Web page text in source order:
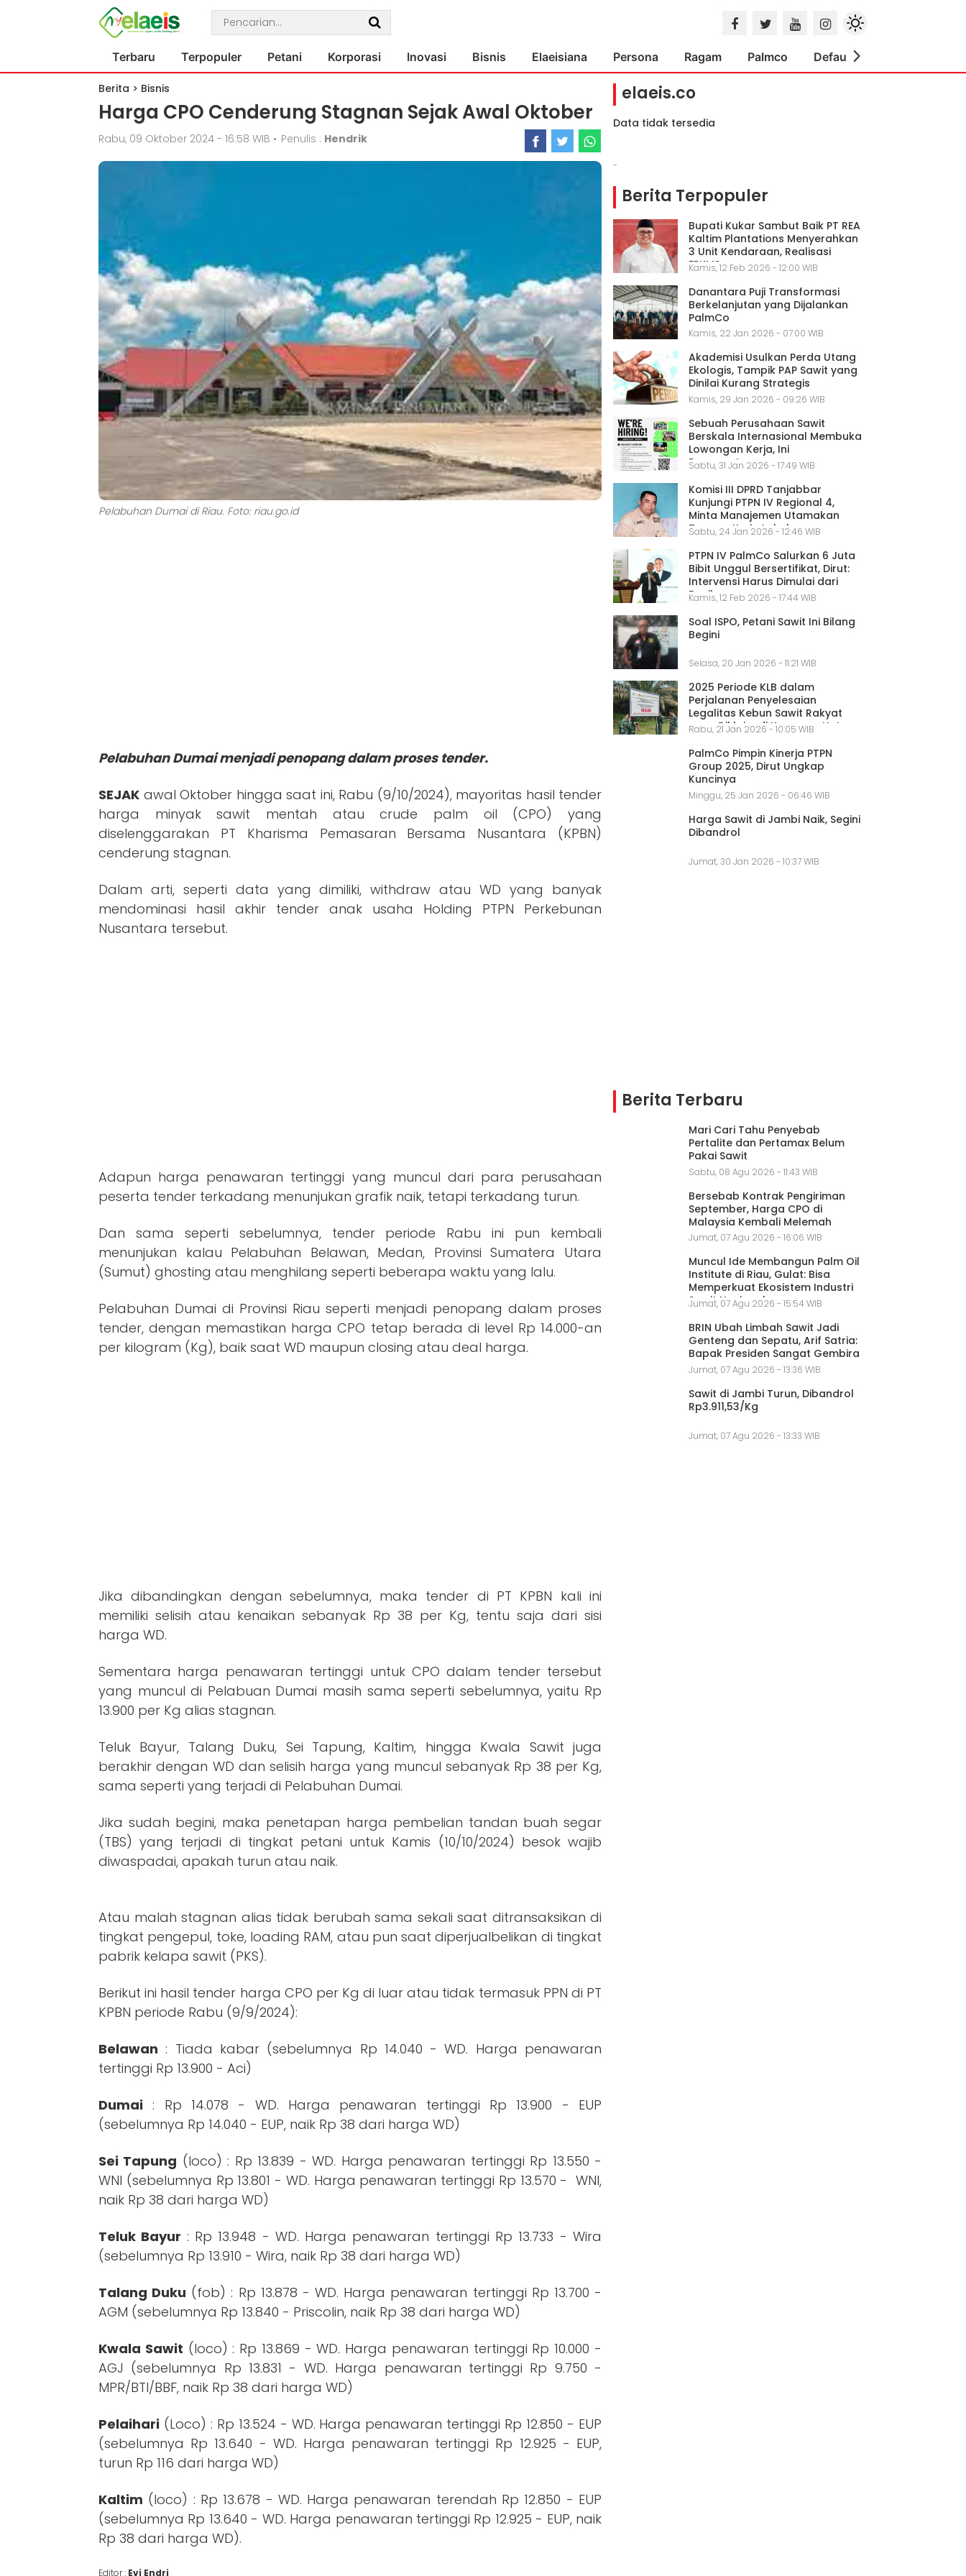
Terbaru Terpopuler Petani Korporasi Inovasi Bisnis Elaeisiana Persona Ragam Palmco Default
Berita > Bisnis
Harga CPO Cenderung Stagnan Sejak Awal Oktober
Rabu, 09 Oktober 2024 - 16:58 WIB • Penulis : Hendrik
Pelabuhan Dumai di Riau. Foto: riau.go.id
Pelabuhan Dumai menjadi penopang dalam proses tender.
SEJAK awal Oktober hingga saat ini, Rabu (9/10/2024), mayoritas hasil tender
harga minyak sawit mentah atau crude palm oil (CPO) yang
diselenggarakan PT Kharisma Pemasaran Bersama Nusantara (KPBN)
cenderung stagnan.
Dalam arti, seperti data yang dimiliki, withdraw atau WD yang banyak
mendominasi hasil akhir tender anak usaha Holding PTPN Perkebunan
Nusantara tersebut.
Adapun harga penawaran tertinggi yang muncul dari para perusahaan
peserta tender terkadang menunjukan grafik naik, tetapi terkadang turun.
Dan sama seperti sebelumnya, tender periode Rabu ini pun kembali
menunjukan kalau Pelabuhan Belawan, Medan, Provinsi Sumatera Utara
(Sumut) ghosting atau menghilang seperti beberapa waktu yang lalu.
Pelabuhan Dumai di Provinsi Riau seperti menjadi penopang dalam proses
tender, dengan memastikan harga CPO tetap berada di level Rp 14.000-an
per kilogram (Kg), baik saat WD maupun closing atau deal harga.
Jika dibandingkan dengan sebelumnya, maka tender di PT KPBN kali ini
memiliki selisih atau kenaikan sebanyak Rp 38 per Kg, tentu saja dari sisi
harga WD.
Sementara harga penawaran tertinggi untuk CPO dalam tender tersebut
yang muncul di Pelabuan Dumai masih sama seperti sebelumnya, yaitu Rp
13.900 per Kg alias stagnan.
Teluk Bayur, Talang Duku, Sei Tapung, Kaltim, hingga Kwala Sawit juga
berakhir dengan WD dan selisih harga yang muncul sebanyak Rp 38 per Kg,
sama seperti yang terjadi di Pelabuhan Dumai.
Jika sudah begini, maka penetapan harga pembelian tandan buah segar
(TBS) yang terjadi di tingkat petani untuk Kamis (10/10/2024) besok wajib
diwaspadai, apakah turun atau naik.
Atau malah stagnan alias tidak berubah sama sekali saat ditransaksikan di
tingkat pengepul, toke, loading RAM, atau pun saat diperjualbelikan di tingkat
pabrik kelapa sawit (PKS).
Berikut ini hasil tender harga CPO per Kg di luar atau tidak termasuk PPN di PT
KPBN periode Rabu (9/9/2024):
Belawan : Tiada kabar (sebelumnya Rp 14.040 - WD. Harga penawaran
tertinggi Rp 13.900 - Aci)
Dumai : Rp 14.078 - WD. Harga penawaran tertinggi Rp 13.900 - EUP
(sebelumnya Rp 14.040 - EUP, naik Rp 38 dari harga WD)
Sei Tapung (loco) : Rp 13.839 - WD. Harga penawaran tertinggi Rp 13.550 -
WNI (sebelumnya Rp 13.801 - WD. Harga penawaran tertinggi Rp 13.570 - WNI,
naik Rp 38 dari harga WD)
Teluk Bayur : Rp 13.948 - WD. Harga penawaran tertinggi Rp 13.733 - Wira
(sebelumnya Rp 13.910 - Wira, naik Rp 38 dari harga WD)
Talang Duku (fob) : Rp 13.878 - WD. Harga penawaran tertinggi Rp 13.700 -
AGM (sebelumnya Rp 13.840 - Priscolin, naik Rp 38 dari harga WD)
Kwala Sawit (loco) : Rp 13.869 - WD. Harga penawaran tertinggi Rp 10.000 -
AGJ (sebelumnya Rp 13.831 - WD. Harga penawaran tertinggi Rp 9.750 -
MPR/BTI/BBF, naik Rp 38 dari harga WD)
Pelaihari (Loco) : Rp 13.524 - WD. Harga penawaran tertinggi Rp 12.850 - EUP
(sebelumnya Rp 13.640 - WD. Harga penawaran tertinggi Rp 12.925 - EUP,
turun Rp 116 dari harga WD)
Kaltim (loco) : Rp 13.678 - WD. Harga penawaran terendah Rp 12.850 - EUP
(sebelumnya Rp 13.640 - WD. Harga penawaran tertinggi Rp 12.925 - EUP, naik
Rp 38 dari harga WD).
Editor : Evi Endri
elaeis.co
Data tidak tersedia
-
Berita Terpopuler
Bupati Kukar Sambut Baik PT REA
Kaltim Plantations Menyerahkan
3 Unit Kendaraan, Realisasi
FPKMS
Kamis, 12 Feb 2026 - 12:00 WIB
Danantara Puji Transformasi
Berkelanjutan yang Dijalankan
PalmCo
Kamis, 22 Jan 2026 - 07:00 WIB
Akademisi Usulkan Perda Utang
Ekologis, Tampik PAP Sawit yang
Dinilai Kurang Strategis
Kamis, 29 Jan 2026 - 09:26 WIB
Sebuah Perusahaan Sawit
Berskala Internasional Membuka
Lowongan Kerja, Ini
Persyaratannya
Sabtu, 31 Jan 2026 - 17:49 WIB
Komisi III DPRD Tanjabbar
Kunjungi PTPN IV Regional 4,
Minta Manajemen Utamakan
Tenaga Kerja Lokal
Sabtu, 24 Jan 2026 - 12:46 WIB
PTPN IV PalmCo Salurkan 6 Juta
Bibit Unggul Bersertifikat, Dirut:
Intervensi Harus Dimulai dari
Benih
Kamis, 12 Feb 2026 - 17:44 WIB
Soal ISPO, Petani Sawit Ini Bilang
Begini
Selasa, 20 Jan 2026 - 11:21 WIB
2025 Periode KLB dalam
Perjalanan Penyelesaian
Legalitas Kebun Sawit Rakyat
yang Diklaim di Kawasan Hutan
Rabu, 21 Jan 2026 - 10:05 WIB
PalmCo Pimpin Kinerja PTPN
Group 2025, Dirut Ungkap
Kuncinya
Minggu, 25 Jan 2026 - 06:46 WIB
Harga Sawit di Jambi Naik, Segini
Dibandrol
Jumat, 30 Jan 2026 - 10:37 WIB
Berita Terbaru
Mari Cari Tahu Penyebab
Pertalite dan Pertamax Belum
Pakai Sawit
Sabtu, 08 Agu 2026 - 11:43 WIB
Bersebab Kontrak Pengiriman
September, Harga CPO di
Malaysia Kembali Melemah
Jumat, 07 Agu 2026 - 16:06 WIB
Muncul Ide Membangun Palm Oil
Institute di Riau, Gulat: Bisa
Memperkuat Ekosistem Industri
Sawit Nasional
Jumat, 07 Agu 2026 - 15:54 WIB
BRIN Ubah Limbah Sawit Jadi
Genteng dan Sepatu, Arif Satria:
Bapak Presiden Sangat Gembira
Jumat, 07 Agu 2026 - 13:36 WIB
Sawit di Jambi Turun, Dibandrol
Rp3.911,53/Kg
Jumat, 07 Agu 2026 - 13:33 WIB